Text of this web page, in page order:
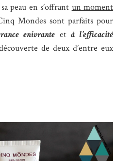
peau en s’offrant un moment
Mondes sont parfaits pour
enivranteetà l’efficacité
de deux d’entre eux